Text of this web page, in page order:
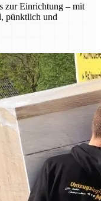
zur Einrichtung – mit
pünktlich und